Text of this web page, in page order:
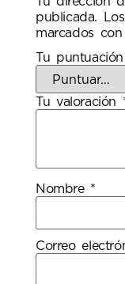
publicada.
marcados con
Tu puntuación
Tu valoración
Nombre *
Correo